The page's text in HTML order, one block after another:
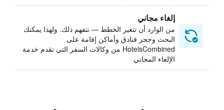
إلغاء مجاني
من الوارد أن تتغير الخطط — نتفهم ذلك. ولهذا يمكنك
البحث وحجز فنادق وأماكن إقامة على
HotelsCombined من وكالات السفر التي تقدم خدمة
الإلغاء المجاني